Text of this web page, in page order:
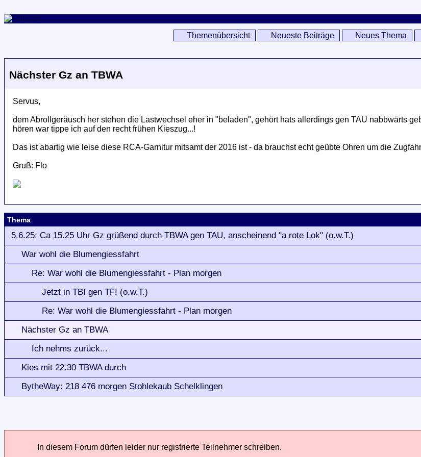
Themenübersicht Neueste Beiträge Neues Thema
Nächster Gz an TBWA
Servus,
dem Abrollgeräusch her stehen die Lastwechsel eher in "beladen", gehört hats allerdings gen TAU nabbwärts
hören war tippe ich auf den recht frühen Kieszug...!
Das ist abartig wie leise diese RCA-Garnitur mitsamt der 2016 ist - da brauchst echt geübte Ohren um die
Gruß: Flo
Thema
5.6.25: Ca 15.25 Uhr Gz grüßend durch TBWA gen TAU, anscheinend "a rote Lok" (o.w.T.)
War wohl die Blumengiessfahrt
Re: War wohl die Blumengiessfahrt - Plan morgen
Jetzt in TBI gen TF! (o.w.T.)
Re: War wohl die Blumengiessfahrt - Plan morgen
Nächster Gz an TBWA
Ich nehms zurück...
Kies mit 22.30 TBWA durch
BytheWay: 218 476 morgen Stohlekaub Schelklingen
In diesem Forum dürfen leider nur registrierte Teilnehmer schreiben.